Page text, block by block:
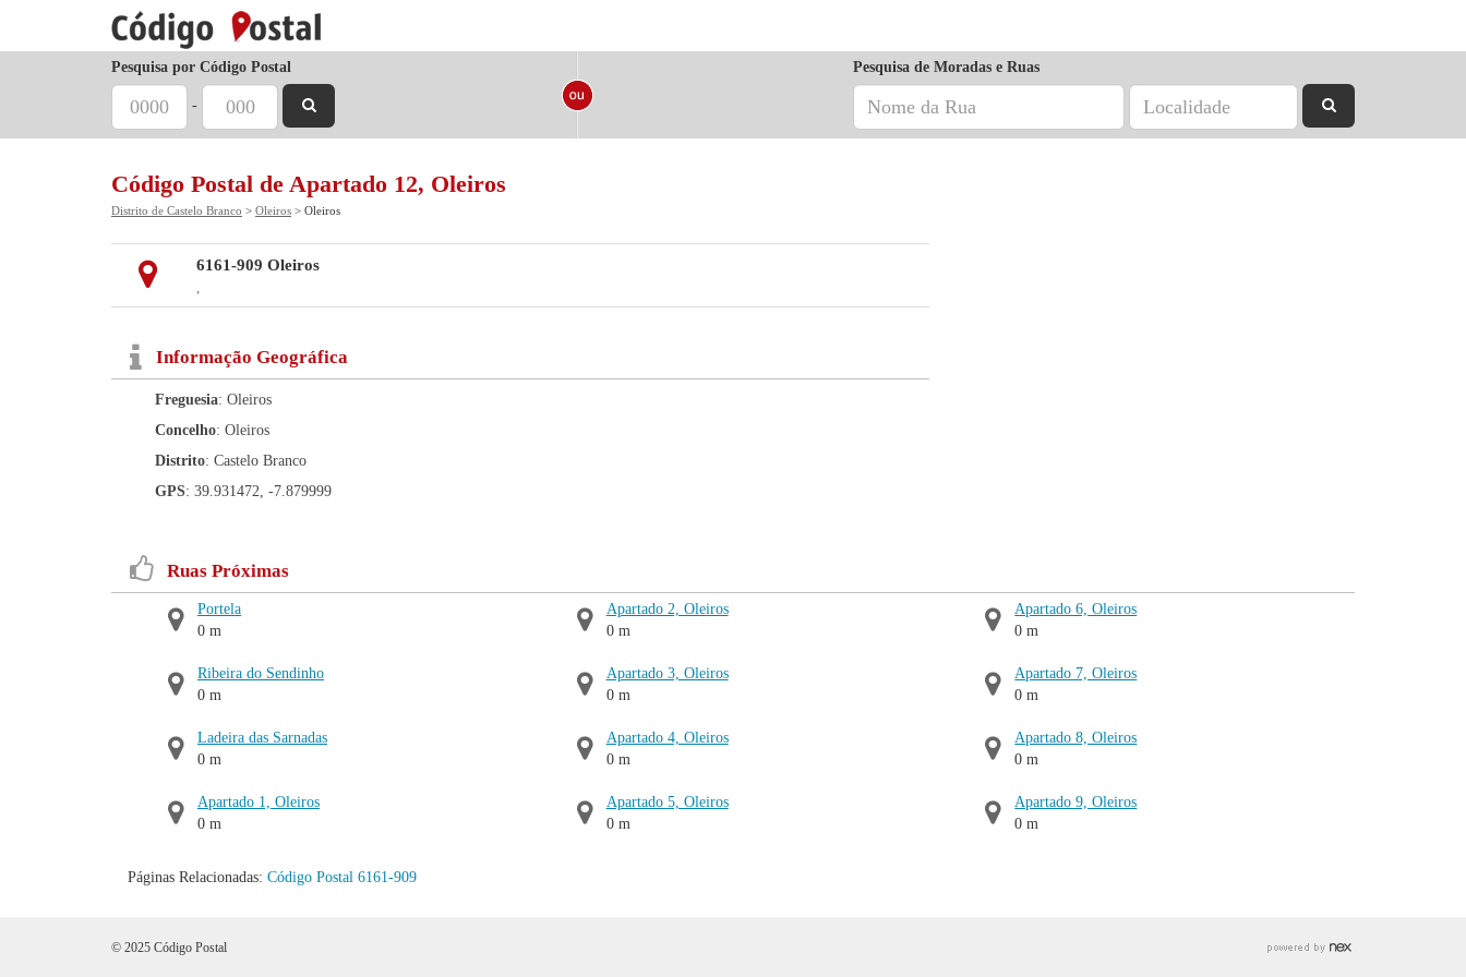
Pesquisa por Código Postal
-
Pesquisa de Moradas e Ruas
Código Postal de Apartado 12, Oleiros
Distrito de Castelo Branco > Oleiros > Oleiros
6161-909 Oleiros
,
Informação Geográfica
Freguesia: Oleiros
Concelho: Oleiros
Distrito: Castelo Branco
GPS: 39.931472, -7.879999
Ruas Próximas
Portela
0 m
Ribeira do Sendinho
0 m
Ladeira das Sarnadas
0 m
Apartado 1, Oleiros
0 m
Apartado 2, Oleiros
0 m
Apartado 3, Oleiros
0 m
Apartado 4, Oleiros
0 m
Apartado 5, Oleiros
0 m
Apartado 6, Oleiros
0 m
Apartado 7, Oleiros
0 m
Apartado 8, Oleiros
0 m
Apartado 9, Oleiros
0 m
Páginas Relacionadas: Código Postal 6161-909
© 2025 Código Postal